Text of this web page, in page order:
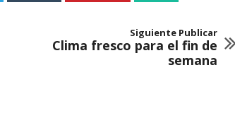
Siguiente Publicar
Clima fresco para el fin de
semana